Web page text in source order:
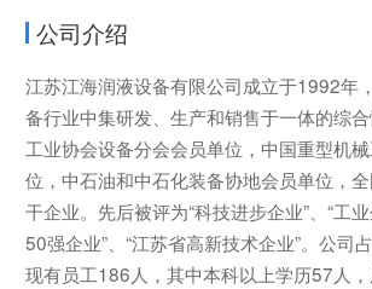
公司介绍
江苏江海润液设备有限公司成立于1992年
备行业中集研发、生产和销售于一体的综
工业协会设备分会会员单位，中国重型机
位，中石油和中石化装备协地会员单位，
干企业。先后被评为“科技进步企业”、“工
50强企业”、“江苏省高新技术企业”。公司
现有员工186人，其中本科以上学历57人